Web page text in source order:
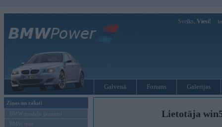
Sveiks, Viesi!
Galvenā Forums Galerijas
Ziņas un raksti
BMW modeļu jaunumi
BMW testi
Lietotāja